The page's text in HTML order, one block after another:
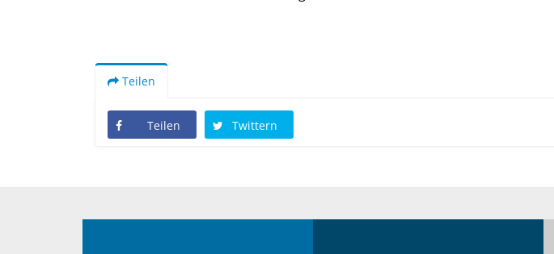
Teilen
Teilen Twittern